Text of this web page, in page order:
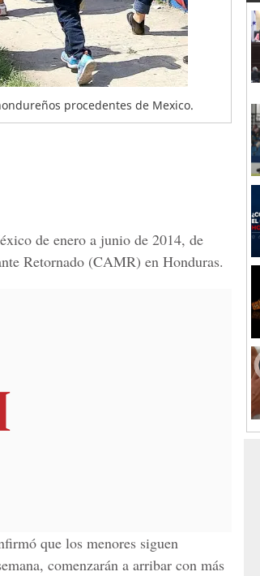
procedentes de Mexico.
de enero a junio de 2014, de
Retornado (CAMR) en Honduras.
que los menores siguen
comenzarán a arribar con más